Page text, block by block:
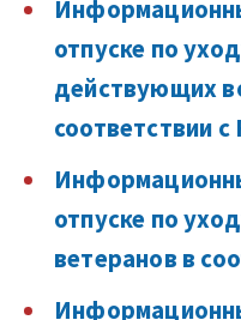
отпуске по
действующих
соответствии с
отпуске по
ветеранов в